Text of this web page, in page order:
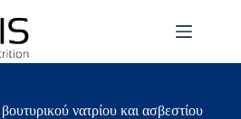
νατρίου και ασβεστίου